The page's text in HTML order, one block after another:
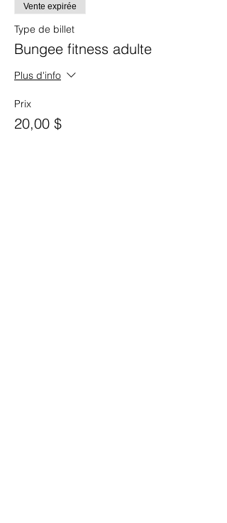
Vente expirée
Type de billet
Bungee fitness adulte
Plus d'info
Prix
20,00 $